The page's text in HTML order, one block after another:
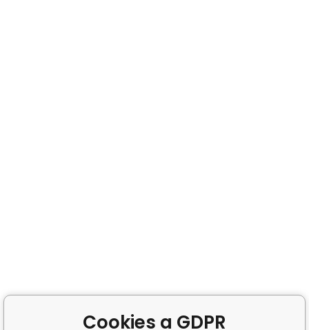
Cookies a GDPR